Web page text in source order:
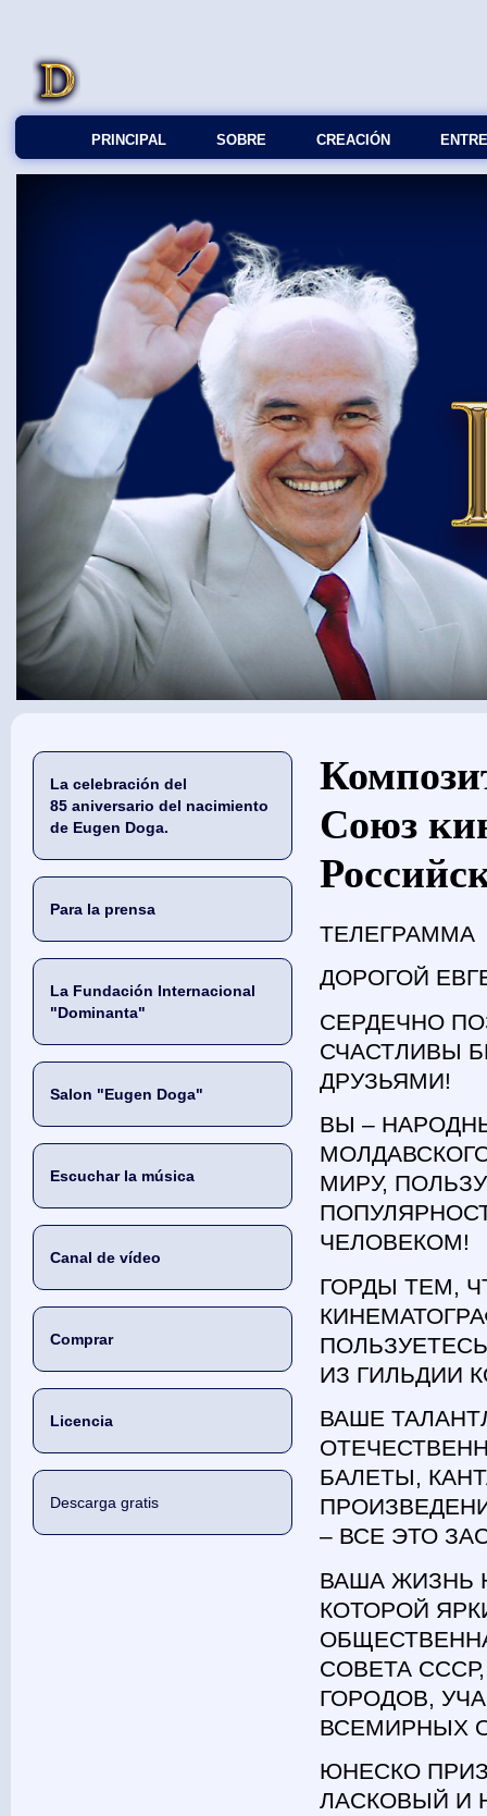
PRINCIPAL SOBRE СREACIÓN
La celebración del
85 aniversario del nacimiento
de Eugen Doga.
Para la prensa
La Fundación Internacional
"Dominanta"
Salon "Eugen Doga"
Escuchar la música
Canal de vídeo
Comprar
Licencia
Descarga gratis
Usted está aquí
Союз
ТЕЛЕГРАММА
ДОРОГОЙ
СЕРДЕЧНО
СЧАСТЛИВЫ
ДРУЗЬЯМИ!
ВЫ –
МИРУ,
ЧЕЛОВЕКОМ!
ГОРДЫ ТЕМ,
ИЗ ГИЛЬДИИ
ВАШЕ
БАЛЕТЫ,
– ВСЕ ЭТО
ВАША ЖИЗНЬ
КОТОРОЙ
СОВЕТА
ГОРОДОВ,
ВСЕМИРНЫХ
ЮНЕСКО
ЛАСКОВЫЙ И